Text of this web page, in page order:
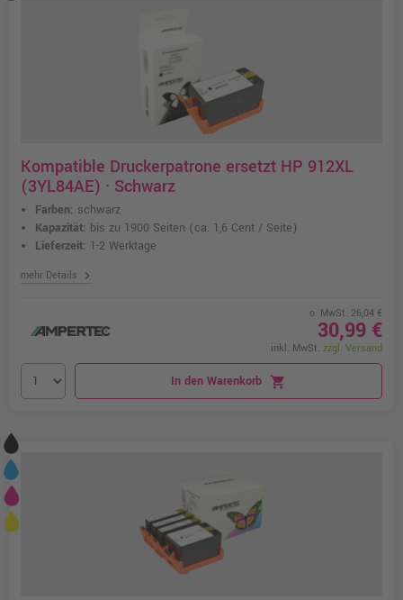
Kompatible Druckerpatrone ersetzt HP 912XL
(3YL84AE) · Schwarz
Farben: schwarz
Kapazität: bis zu 1900 Seiten (ca. 1,6 Cent / Seite)
Lieferzeit: 1-2 Werktage
mehr Details chevron_right
o. MwSt. 26,04 €
30,99 €
inkl. MwSt. zzgl. Versand
In den Warenkorb shopping_cart